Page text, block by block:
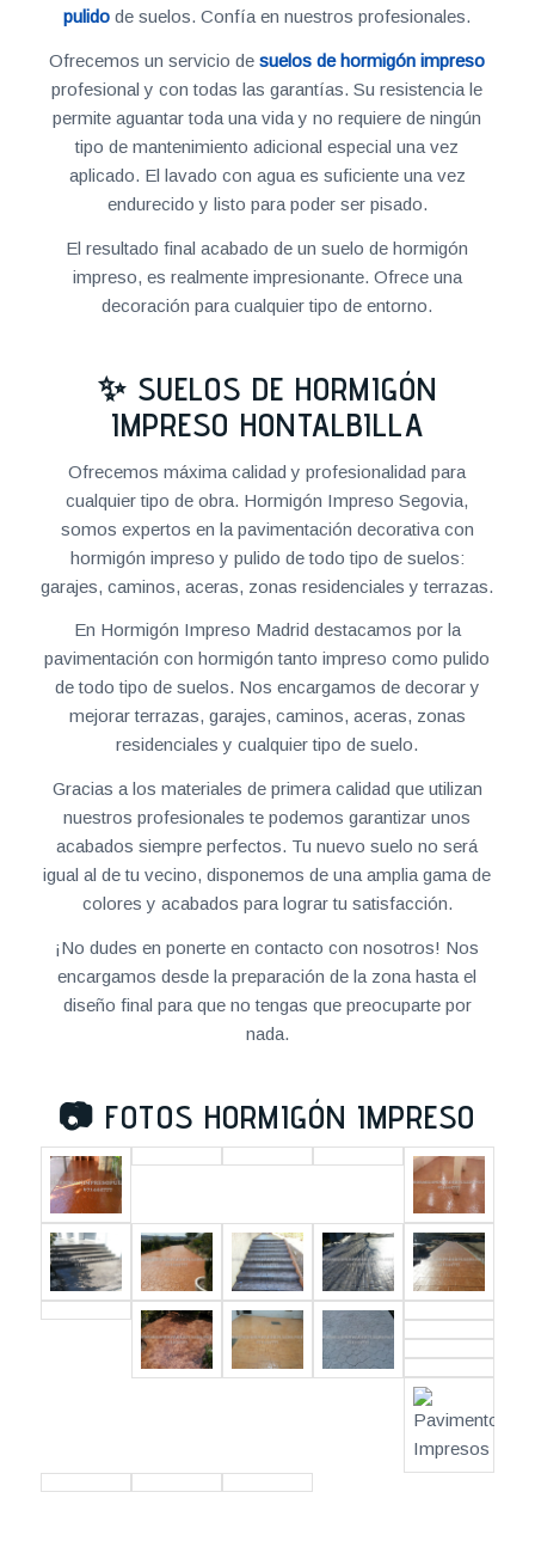
pulido de suelos. Confía en nuestros profesionales.
Ofrecemos un servicio desuelos de hormigón impreso
profesional y con todas las garantías. Su resistencia le
permite aguantar toda una vida y no requiere de ningún
tipo de mantenimiento adicional especial una vez
aplicado. El lavado con agua es suficiente una vez
endurecido y listo para poder ser pisado.
El resultado final acabado de un suelo de hormigón
impreso, es realmente impresionante. Ofrece una
decoración para cualquier tipo de entorno.
✨ SUELOS DE HORMIGÓN
IMPRESO HONTALBILLA
Ofrecemos máxima calidad y profesionalidad para
cualquier tipo de obra. Hormigón Impreso Segovia,
somos expertos en la pavimentación decorativa con
hormigón impreso y pulido de todo tipo de suelos:
garajes, caminos, aceras, zonas residenciales y terrazas.
En Hormigón Impreso Madrid destacamos por la
pavimentación con hormigón tanto impreso como pulido
de todo tipo de suelos. Nos encargamos de decorar y
mejorar terrazas, garajes, caminos, aceras, zonas
residenciales y cualquier tipo de suelo.
Gracias a los materiales de primera calidad que utilizan
nuestros profesionales te podemos garantizar unos
acabados siempre perfectos. Tu nuevo suelo no será
igual al de tu vecino, disponemos de una amplia gama de
colores y acabados para lograr tu satisfacción.
¡No dudes en ponerte en contacto con nosotros! Nos
encargamos desde la preparación de la zona hasta el
diseño final para que no tengas que preocuparte por
nada.
📷 FOTOS HORMIGÓN IMPRESO